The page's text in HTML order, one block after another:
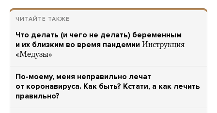
ЧИТАЙТЕ ТАКЖЕ
Что делать (и чего не делать) беременным
и их близким во время пандемии Инструкция
«Медузы»
По-моему, меня неправильно лечат
от коронавируса. Как быть? Кстати, а как лечить
правильно?